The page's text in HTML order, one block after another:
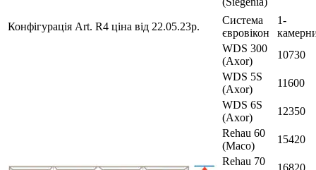
Конфігурація Art. R4 ціна від 22.05.23р.
Система
євровікон
1-
WDS 300
(Axor)
10730
WDS 5S
(Axor)
11600
WDS 6S
(Axor)
12350
Rehau 60
(Maco)
15420
Rehau 70
16820